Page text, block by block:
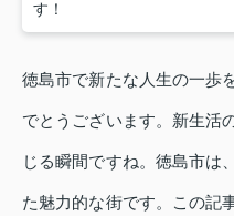
す！
徳島市で新たな人生の一歩
でとうございます。新生活
じる瞬間ですね。徳島市は
た魅力的な街です。この記